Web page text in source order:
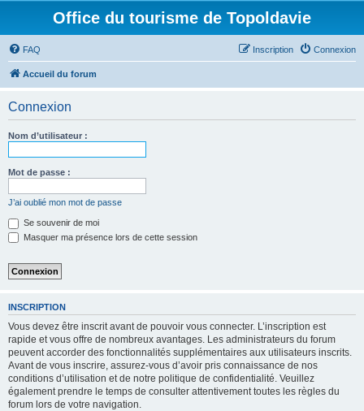
Office du tourisme de Topoldavie
FAQ Connexion
Inscription
Accueil du forum
Connexion
Nom d’utilisateur :
Mot de passe :
J’ai oublié mon mot de passe
Se souvenir de moi
Masquer ma présence lors de cette session
INSCRIPTION
Vous devez être inscrit avant de pouvoir vous connecter. L’inscription est
rapide et vous offre de nombreux avantages. Les administrateurs du forum
peuvent accorder des fonctionnalités supplémentaires aux utilisateurs inscrits.
Avant de vous inscrire, assurez-vous d’avoir pris connaissance de nos
conditions d’utilisation et de notre politique de confidentialité. Veuillez
également prendre le temps de consulter attentivement toutes les règles du
forum lors de votre navigation.